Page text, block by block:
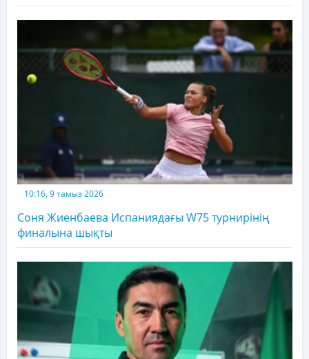
10:16, 9 тамыз 2026
Соня Жиенбаева Испаниядағы W75 турнирінің
финалына шықты